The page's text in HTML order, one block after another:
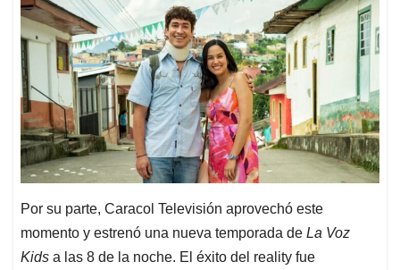
Por su parte, Caracol Televisión aprovechó este
momento y estrenó una nueva temporada de La Voz
Kids a las 8 de la noche. El éxito del reality fue